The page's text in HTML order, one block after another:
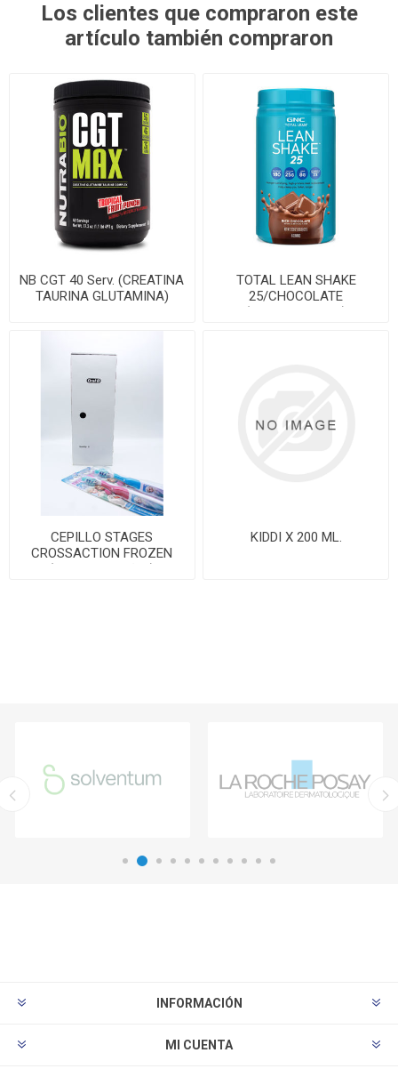
Los clientes que compraron este
artículo también compraron
NB CGT 40 Serv. (CREATINA
TAURINA GLUTAMINA)
TOTAL LEAN SHAKE
25/CHOCOLATE
(POLVO/1.83 LIB)
CEPILLO STAGES
CROSSACTION FROZEN
(EDAD 7-12 Años)
KIDDI X 200 ML.
INFORMACIÓN
MI CUENTA